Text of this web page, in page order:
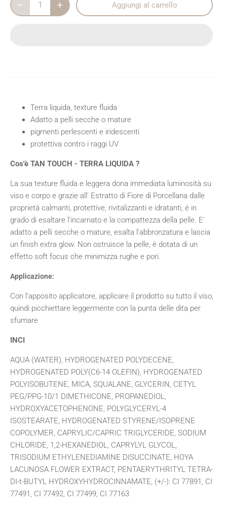
Aggiungi al carrello
Terra liquida, texture fluida
Adatto a pelli secche o mature
pigmenti perlescenti e iridescenti
protettiva contro i raggi UV
Cos'è TAN TOUCH - TERRA LIQUIDA ?
La sua texture fluida e leggera dona immediata luminosità su
viso e corpo e grazie all' Estratto di Fiore di Porcellana dalle
proprietà calmanti, protettive, rivitalizzanti e idratanti, è in
grado di esaltare l’incarnato e la compattezza della pelle. E'
adatto a pelli secche o mature, esalta l'abbronzatura e lascia
un finish extra glow. Non ostruisce la pelle, è dotata di un
effetto soft focus che minimizza rughe e pori.
Applicazione:
Con l’apposito applicatore, applicare il prodotto su tutto il viso,
quindi picchiettare leggermente con la punta delle dita per
sfumare
INCI
AQUA (WATER), HYDROGENATED POLYDECENE,
HYDROGENATED POLY(C6-14 OLEFIN), HYDROGENATED
POLYISOBUTENE, MICA, SQUALANE, GLYCERIN, CETYL
PEG/PPG-10/1 DIMETHICONE, PROPANEDIOL,
HYDROXYACETOPHENONE, POLYGLYCERYL-4
ISOSTEARATE, HYDROGENATED STYRENE/ISOPRENE
COPOLYMER, CAPRYLIC/CAPRIC TRIGLYCERIDE, SODIUM
CHLORIDE, 1,2-HEXANEDIOL, CAPRYLYL GLYCOL,
TRISODIUM ETHYLENEDIAMINE DISUCCINATE, HOYA
LACUNOSA FLOWER EXTRACT, PENTAERYTHRITYL TETRA-
DI-t-BUTYL HYDROXYHYDROCINNAMATE, (+/-): CI 77891, CI
77491, CI 77492, CI 77499, CI 77163